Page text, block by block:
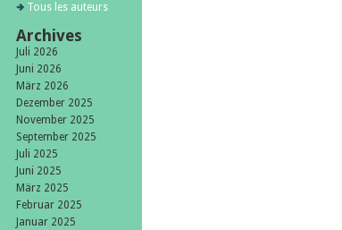
Tous les auteurs
Archives
Juli 2026
Juni 2026
März 2026
Dezember 2025
November 2025
September 2025
Juli 2025
Juni 2025
März 2025
Februar 2025
Januar 2025